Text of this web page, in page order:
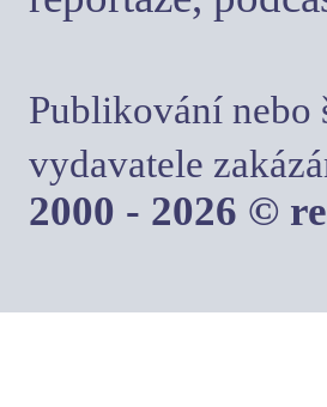
Publikování nebo
vydavatele
2000 - 2026 ©